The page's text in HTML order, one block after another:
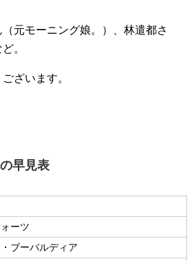
元モーニング娘。）、林遣都さ
。
ざいます。
早見表
ーツ
ブーバルディア